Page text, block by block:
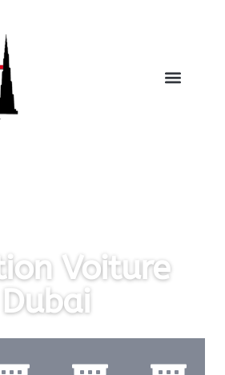
Voiture
Dubai